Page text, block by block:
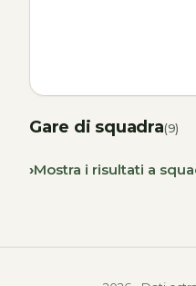
Gare di squadra(9)
Mostra i risultati a